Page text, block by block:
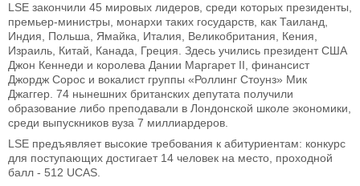
LSE закончили 45 мировых лидеров, среди которых президенты,
премьер-министры, монархи таких государств, как Таиланд,
Индия, Польша, Ямайка, Италия, Великобритания, Кения,
Израиль, Китай, Канада, Греция. Здесь учились президент США
Джон Кеннеди и королева Дании Маргарет II, финансист
Джордж Сорос и вокалист группы «Роллинг Стоунз» Мик
Джаггер. 74 нынешних британских депутата получили
образование либо преподавали в Лондонской школе экономики,
среди выпускников вуза 7 миллиардеров.
LSE предъявляет высокие требования к абитуриентам: конкурс
для поступающих достигает 14 человек на место, проходной
балл - 512 UCAS.